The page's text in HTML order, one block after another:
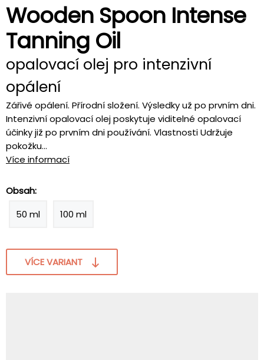
Wooden Spoon Intense
Tanning Oil
opalovací olej pro intenzivní
opálení
Zářivé opálení. Přírodní složení. Výsledky už po prvním dni.
Intenzivní opalovací olej poskytuje viditelné opalovací
účinky již po prvním dni používání. Vlastnosti Udržuje
pokožku...
Více informací
Obsah:
50 ml
100 ml
VÍCE VARIANT